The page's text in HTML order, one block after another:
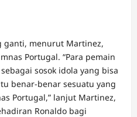
ganti, menurut Martinez,
Portugal. “Para pemain
sosok idola yang bisa
benar-benar sesuatu yang
Portugal,” lanjut Martinez,
Ronaldo bagi